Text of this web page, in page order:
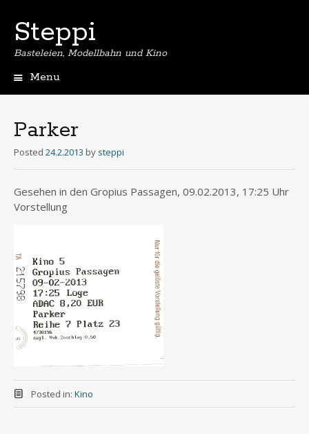
Steppi
Basteleien, Modellbahn und Kino
Menu
Parker
Posted 24.2.2013 by steppi
Gesehen in den Gropius Passagen, 09.02.2013, 17:25 Uhr
Vorstellung
Posted in: Kino